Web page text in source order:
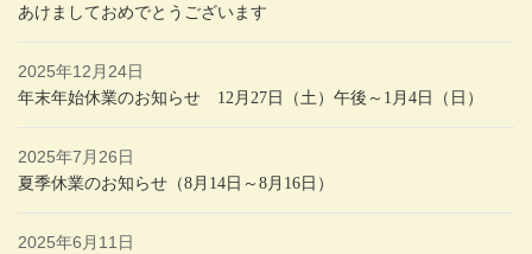
あけましておめでとうございます
2025年12月24日
年末年始休業のお知らせ 12月27日（土）午後～1月4日（日）
2025年7月26日
夏季休業のお知らせ（8月14日～8月16日）
2025年6月11日